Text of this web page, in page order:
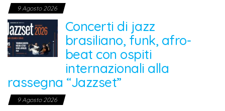
9 Agosto 2026
Concerti di jazz
brasiliano, funk, afro-
beat con ospiti
internazionali alla
rassegna “Jazzset”
9 Agosto 2026